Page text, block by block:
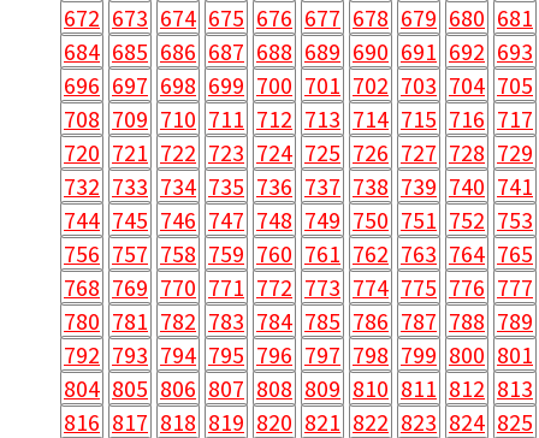
672 673 674 675 676 677 678 679 680 681
684 685 686 687 688 689 690 691 692 693
696 697 698 699 700 701 702 703 704 705
708 709 710 711 712 713 714 715 716 717
720 721 722 723 724 725 726 727 728 729
732 733 734 735 736 737 738 739 740 741
744 745 746 747 748 749 750 751 752 753
756 757 758 759 760 761 762 763 764 765
768 769 770 771 772 773 774 775 776 777
780 781 782 783 784 785 786 787 788 789
792 793 794 795 796 797 798 799 800 801
804 805 806 807 808 809 810 811 812 813
816 817 818 819 820 821 822 823 824 825